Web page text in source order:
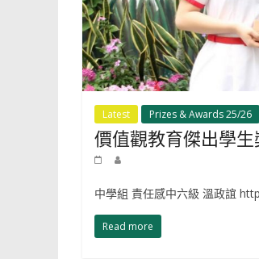
Latest Prizes & Awards 25/26
價值觀教育傑出學生
中學組 責任感中六級 溫政誼
Read more